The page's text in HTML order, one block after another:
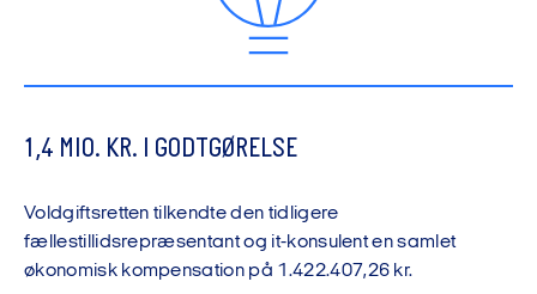
1,4 MIO. KR. I GODTGØRELSE
Voldgiftsretten tilkendte den tidligere
fællestillidsrepræsentant og it-konsulent en samlet
økonomisk kompensation på 1.422.407,26 kr.